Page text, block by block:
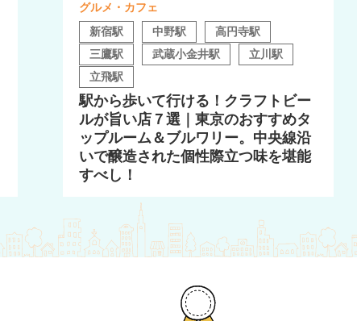
グルメ・カフェ
新宿駅
中野駅
高円寺駅
三鷹駅
武蔵小金井駅
立川駅
立飛駅
駅から歩いて行ける！クラフトビー
ルが旨い店７選｜東京のおすすめタ
ップルーム＆ブルワリー。中央線沿
いで醸造された個性際立つ味を堪能
すべし！